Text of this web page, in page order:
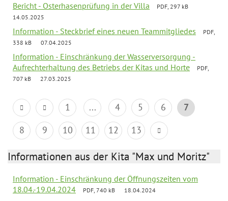
Bericht - Osterhasenprüfung in der Villa
PDF, 297 kB
14.05.2025
Information - Steckbrief eines neuen Teammitgliedes
PDF,
338 kB
07.04.2025
Information - Einschränkung der Wasserversorgung -
Aufrechterhaltung des Betriebs der Kitas und Horte
PDF,
707 kB
27.03.2025
1 ... 4 5 6
7
8
9 10 11 12 13
Informationen aus der Kita "Max und Moritz"
Information - Einschränkung der Öffnungszeiten vom
18.04.-19.04.2024
PDF, 740 kB 18.04.2024